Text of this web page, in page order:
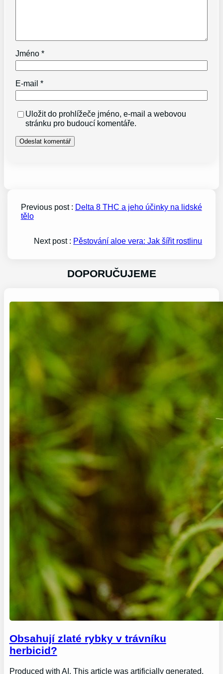
Jméno*
E-mail*
Uložit do prohlížeče jméno, e-mail a webovou
stránku pro budoucí komentáře.
Previous post : Delta 8 THC a jeho účinky na lidské
tělo
Next post : Pěstování aloe vera: Jak šířit rostlinu
DOPORUČUJEME
Obsahují zlaté rybky v trávníku
herbicid?
Produced with AI. This article was artificially generated.